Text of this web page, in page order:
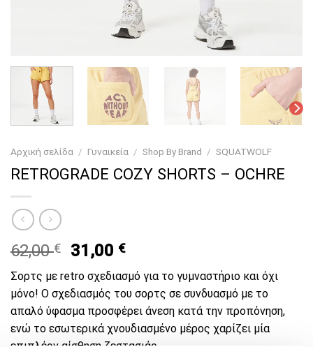
Αρχική σελίδα / Γυναικεία / Shop By Brand / SQUATWOLF
RETROGRADE COZY SHORTS – OCHRE
62,00€
Original
price
was:
62,00 €.
31,00 €Current
price
is:
31,00 €.
Σορτς με retro σχεδιασμό για το γυμναστήριο και όχι
μόνο! Ο σχεδιασμός του σορτς σε συνδυασμό με το
απαλό ύφασμα προσφέρει άνεση κατά την προπόνηση,
ενώ το εσωτερικά χνουδιασμένο μέρος χαρίζει μία